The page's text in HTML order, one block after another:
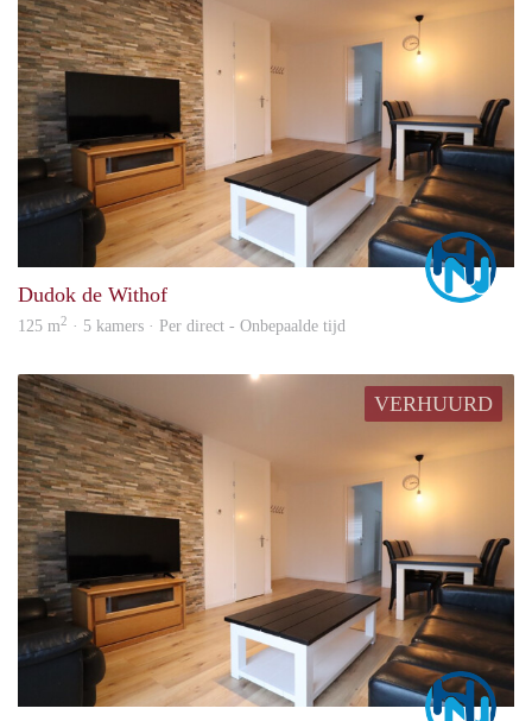
Dudok de Withof
125 m2 · 5 kamers · Per direct - Onbepaalde tijd
VERHUURD